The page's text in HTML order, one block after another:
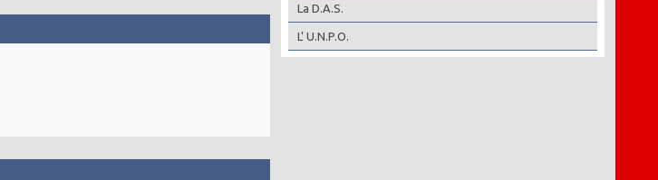
La D.A.S.
L’ U.N.P.O.